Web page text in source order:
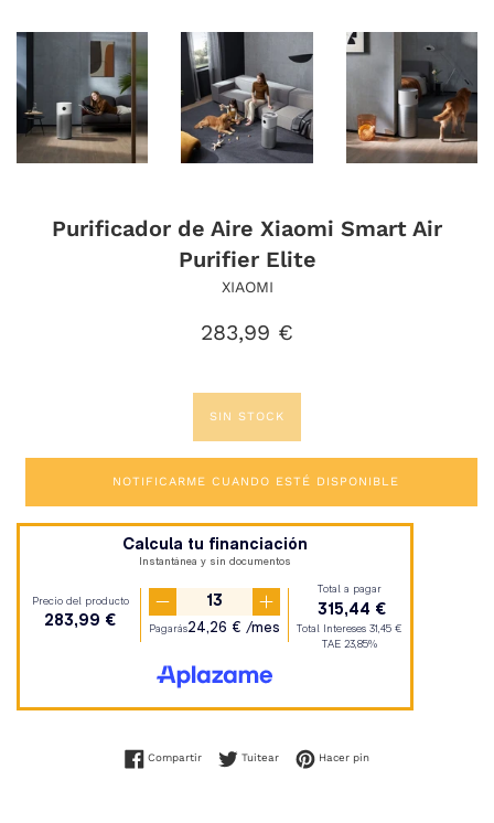
Purificador de Aire Xiaomi Smart Air
Purifier Elite
XIAOMI
Precio
283,99 €
SIN STOCK
NOTIFICARME CUANDO ESTÉ DISPONIBLE
CompartirCompartir en Facebook
TuitearTuitear en Twitter
Hacer pinPinear en Pinterest